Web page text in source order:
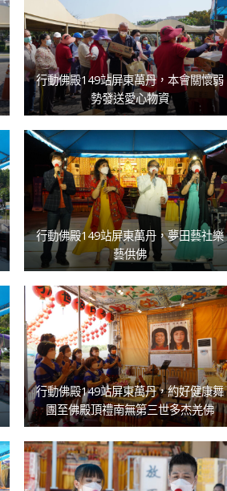
行動佛殿149站屏東萬丹，本會關懷弱
勢發送愛心物資
行動佛殿149站屏東萬丹，夢田藝社樂
藝供佛
行動佛殿149站屏東萬丹，約好健康舞
團至佛殿頂禮南無第三世多杰羌佛